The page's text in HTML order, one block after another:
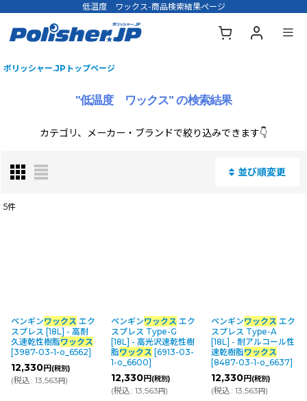
低温度 ワックス-商品検索結果ページ
ポリッシャー.JPトップページ
"低温度 ワックス" の検索結果
カテゴリ、メーカー・ブランドで絞り込みできます👇
並び順変更
並び順:
カテゴリ:
5件
ペンギンワックス エク
スプレス [18L] - 高耐
久速乾性樹脂ワックス
[3987-03-1-o_6562]
12,330円 (税別)
(税込: 13,563円)
ペンギンワックス エク
スプレス Type-G
[18L] - 高光沢速乾性樹
脂ワックス [6913-03-
1-o_6600]
12,330円 (税別)
(税込: 13,563円)
ペンギンワックス エク
スプレス Type-A
[18L] - 耐アルコール性
速乾樹脂ワックス
[8487-03-1-o_6637]
12,330円 (税別)
(税込: 13,563円)